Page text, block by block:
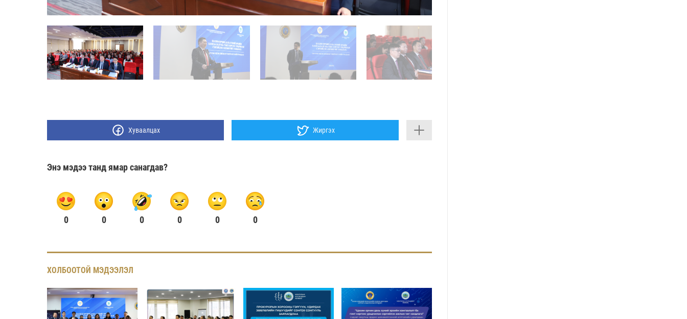
Хуваалцах Жиргэх
Энэ мэдээ танд ямар санагдав?
0 0 0 0 0 0
ХОЛБООТОЙ МЭДЭЭЛЭЛ